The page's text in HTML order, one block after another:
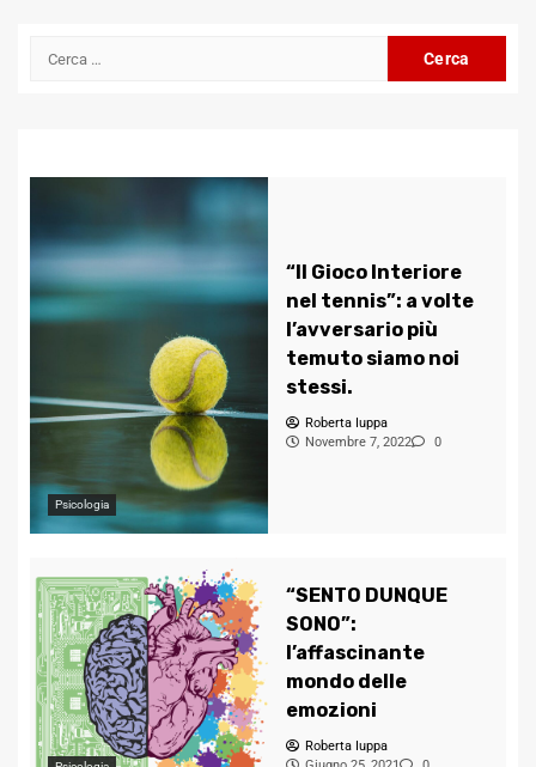
Ricerca
Psicologia
“Il Gioco Interiore
nel tennis”: a volte
l’avversario più
temuto siamo noi
stessi.
Roberta Iuppa
Novembre 7, 2022
0
“SENTO DUNQUE
SONO”:
l’affascinante
mondo delle
emozioni
Roberta Iuppa